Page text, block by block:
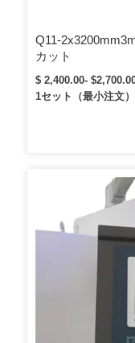
Q11-
カット
$ 2,400.00-
1セット（最小注文）